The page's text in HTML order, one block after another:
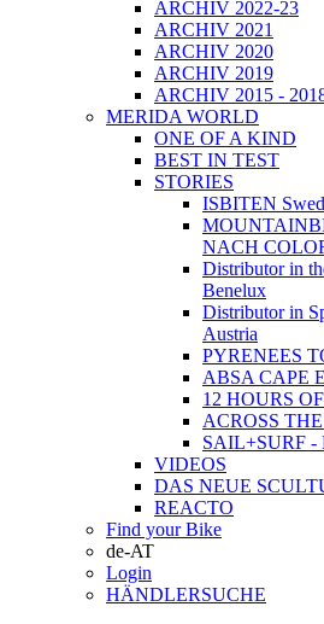
ARCHIV 2022-23
ARCHIV 2021
ARCHIV 2020
ARCHIV 2019
ARCHIV 2015 -
MERIDA WORLD
ONE OF A KIND
BEST IN TEST
STORIES
ISBITEN
NACH
Distributor in
Benelux
Distributor in
Austria
PYRENEES
ABSA CAPE
12 HOURS
ACROSS
SAIL+SURF -
VIDEOS
DAS NEUE
REACTO
Find your Bike
de-AT
Login
HÄNDLERSUCHE